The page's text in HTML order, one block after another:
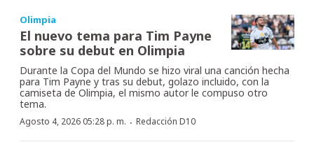
Olimpia
El nuevo tema para Tim Payne
sobre su debut en Olimpia
Durante la Copa del Mundo se hizo viral una canción hecha
para Tim Payne y tras su debut, golazo incluido, con la
camiseta de Olimpia, el mismo autor le compuso otro
tema.
Agosto 4, 2026 05:28 p. m. · Redacción D10